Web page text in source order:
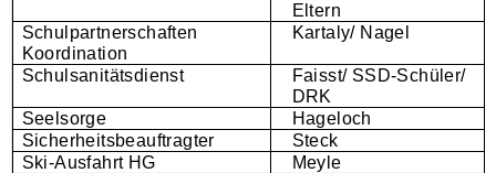
Eltern
Schulpartnerschaften
Koordination
Kartaly/ Nagel
Schulsanitätsdienst
Faisst/ SSD-Schüler/
DRK
Seelsorge
Hageloch
Sicherheitsbeauftragter
Steck
Ski-Ausfahrt HG
Meyle